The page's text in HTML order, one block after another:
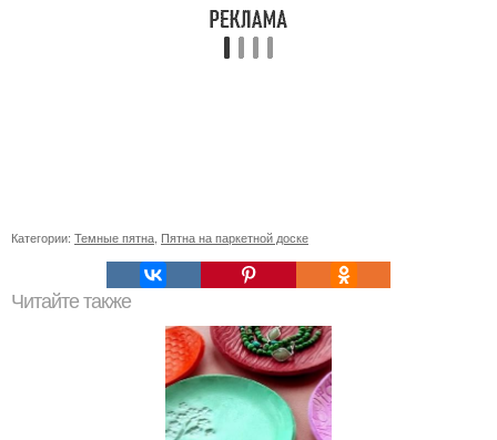
Категории: Темные пятна Пятна на паркетной доске
Читайте также